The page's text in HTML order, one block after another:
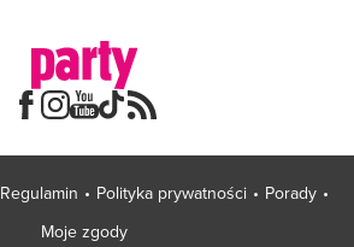
Regulamin Polityka prywatności
Porady
Moje zgody